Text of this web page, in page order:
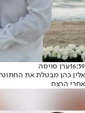
16:39ערן סויסה
אלין כהן מבטלת את
אחרי הרצח